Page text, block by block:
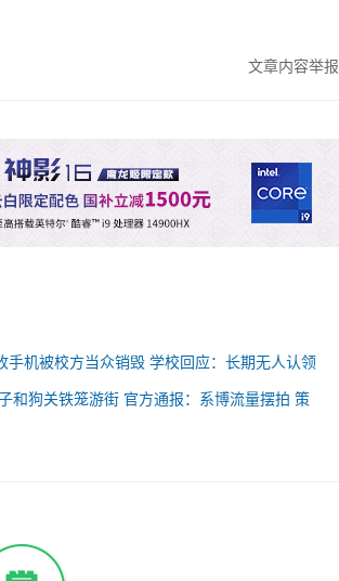
文章内容举报
手机被校方当众销毁 学校回应：长期无人认领
和狗关铁笼游街 官方通报：系博流量摆拍 策